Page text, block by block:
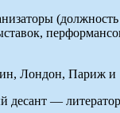
Лондон, Париж и
десант —